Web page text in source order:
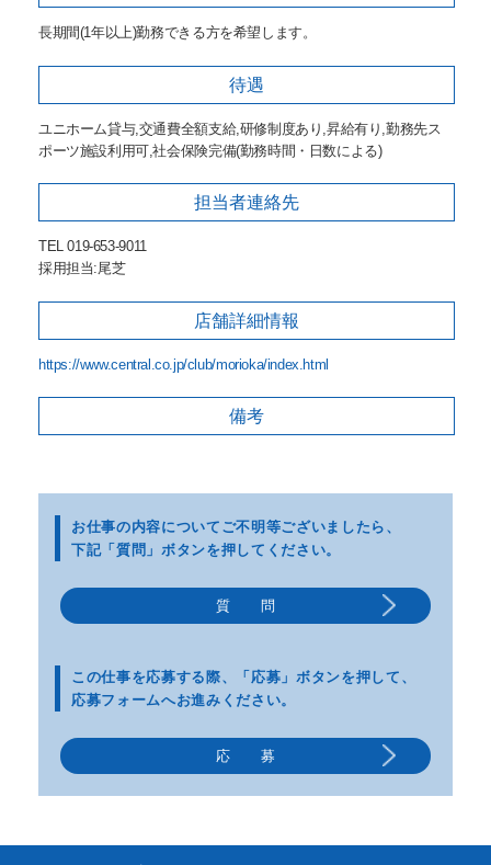
長期間(1年以上)勤務できる方を希望します。
待遇
ユニホーム貸与,交通費全額支給,研修制度あり,昇給有り,勤務先ス
ポーツ施設利用可,社会保険完備(勤務時間・日数による)
担当者連絡先
TEL 019-653-9011
採用担当:尾芝
店舗詳細情報
https://www.central.co.jp/club/morioka/index.html
備考
お仕事の内容についてご不明等ございましたら、
下記「質問」ボタンを押してください。
この仕事を応募する際、
「応募」ボタンを押して、
応募フォームへお進みください。
質 問
応 募